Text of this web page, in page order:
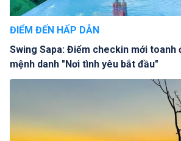
ĐIỂM ĐẾN HẤP DẪN
Swing Sapa: Điểm checkin mới toanh
mệnh danh "Nơi tình yêu bắt đầu"